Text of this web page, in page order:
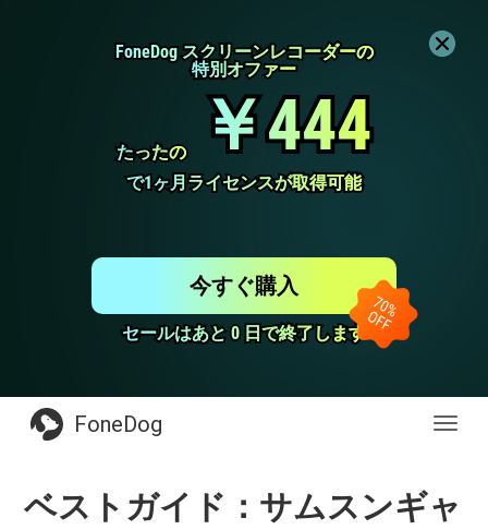
FoneDog スクリーンレコーダーの
FoneDog スクリーンレコーダーの
特別オファー
特別オファー
たったの
たったの ￥444
￥444
で1ヶ月ライセンスが取得可能
で1ヶ月ライセンスが取得可能
セールはあと 0 日で終了します
セールはあと 0 日で終了します
今すぐ購入
FoneDog
ベストガイド：サムスンギャ